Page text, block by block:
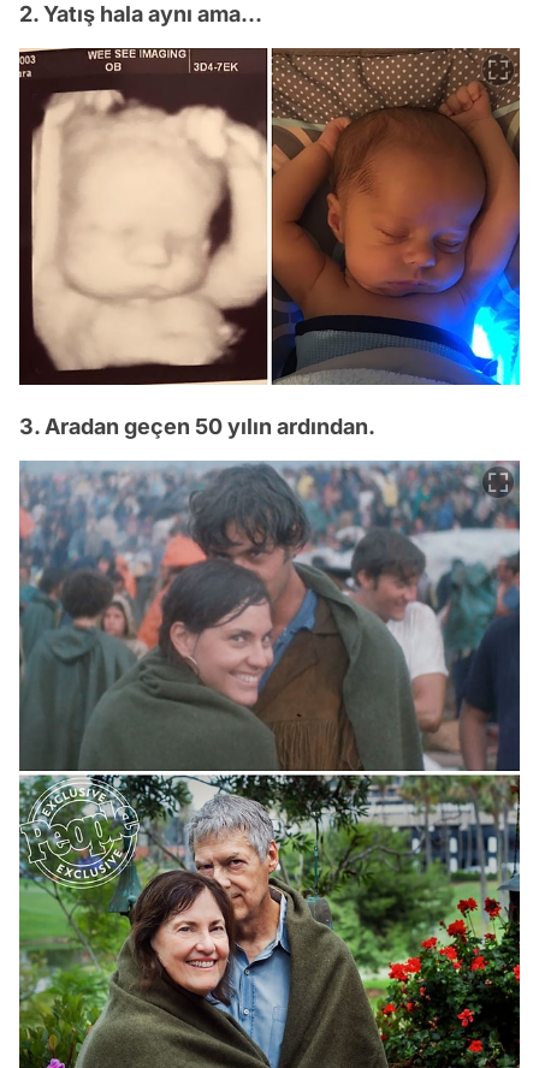
2. Yatış hala aynı ama...
3. Aradan geçen 50 yılın ardından.